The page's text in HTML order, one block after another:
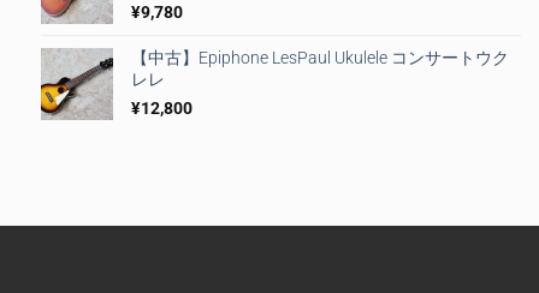
¥9,780
【中古】Epiphone LesPaul Ukulele コンサートウク
レレ
¥12,800